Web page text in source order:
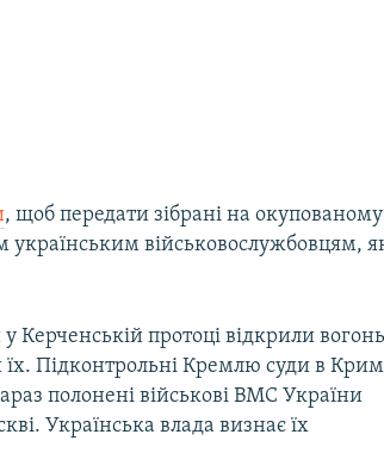
, щоб передати зібрані на окупованому
українським військовослужбовцям,
Керченській протоці відкрили
їх. Підконтрольні Кремлю суди в
полонені військові ВМС України
Українська влада визнає їх